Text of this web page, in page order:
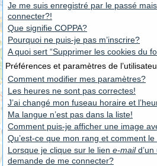
Je me suis enregistré par le passé
connecter?!
Que signifie COPPA?
Pourquoi ne puis-je pas m’inscrire?
A quoi sert “Supprimer les cookies du
Préférences et paramètres de
Comment modifier mes paramètres?
Les heures ne sont pas correctes!
J’ai changé mon fuseau horaire et
Ma langue n’est pas dans la liste!
Comment puis-je afficher une image
Qu’est-ce que mon rang et comment
Lorsque je clique sur le lien e-maild’un
demande de me connecter?